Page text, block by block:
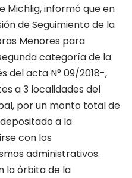
Michlig, informó que en
de Seguimiento de la
Menores para
categoría de la
del acta N° 09/2018-,
a 3 localidades del
por un monto total de
a la
con los
administrativos.
la órbita de la